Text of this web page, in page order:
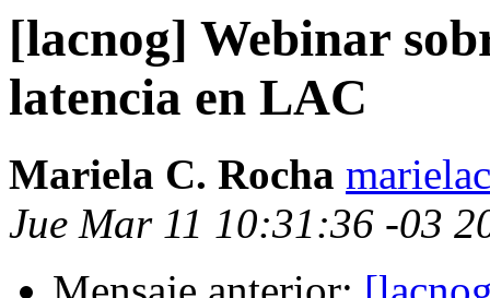
[lacnog] Webinar
latencia en LAC
Mariela C. Rocha
Jue Mar 11 10:31:36 -03